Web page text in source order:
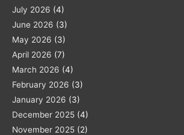
July 2026 (4)
June 2026 (3)
May 2026 (3)
April 2026 (7)
March 2026 (4)
February 2026 (3)
January 2026 (3)
December 2025 (4)
November 2025 (2)